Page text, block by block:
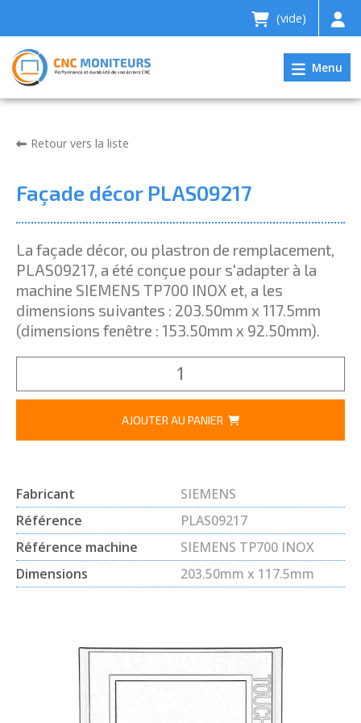
(vide)
Menu
Retour vers la liste
Façade décor PLAS09217
La façade décor, ou plastron de remplacement,
PLAS09217, a été conçue pour s'adapter à la
machine SIEMENS TP700 INOX et, a les
dimensions suivantes : 203.50mm x 117.5mm
(dimensions fenêtre : 153.50mm x 92.50mm).
AJOUTER AU PANIER
Fabricant
SIEMENS
Référence
PLAS09217
Référence machine
SIEMENS TP700 INOX
Dimensions
203.50mm x 117.5mm